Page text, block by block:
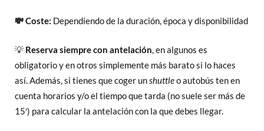
💸 Coste: Dependiendo de la duración, época y disponibilidad
💡 Reserva siempre con antelación, en algunos es
obligatorio y en otros simplemente más barato si lo haces
así. Además, si tienes que coger unshuttleo autobús ten en
cuenta horarios y/o el tiempo que tarda (no suele ser más de
15′) para calcular la antelación con la que debes llegar.